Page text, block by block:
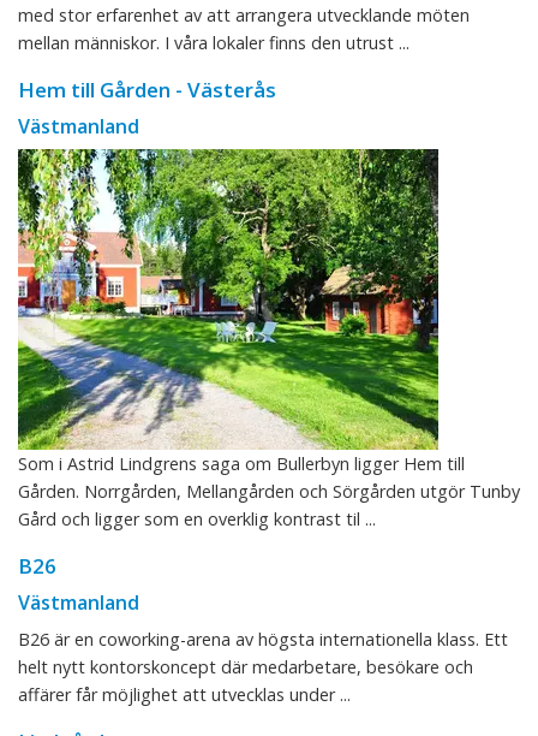
med stor erfarenhet av att arrangera utvecklande möten
mellan människor. I våra lokaler finns den utrust ...
Hem till Gården - Västerås
Västmanland
Som i Astrid Lindgrens saga om Bullerbyn ligger Hem till
Gården. Norrgården, Mellangården och Sörgården utgör Tunby
Gård och ligger som en overklig kontrast til ...
B26
Västmanland
B26 är en coworking-arena av högsta internationella klass. Ett
helt nytt kontorskoncept där medarbetare, besökare och
affärer får möjlighet att utvecklas under ...